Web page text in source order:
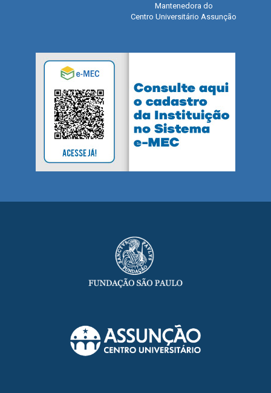
Mantenedora do
Centro Universitário Assunção